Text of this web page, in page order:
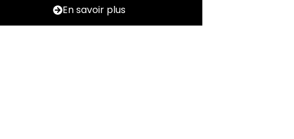
En savoir plus